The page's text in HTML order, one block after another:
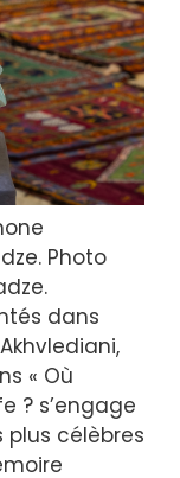
Photo
dans
« Où
? s’engage
plus célèbres